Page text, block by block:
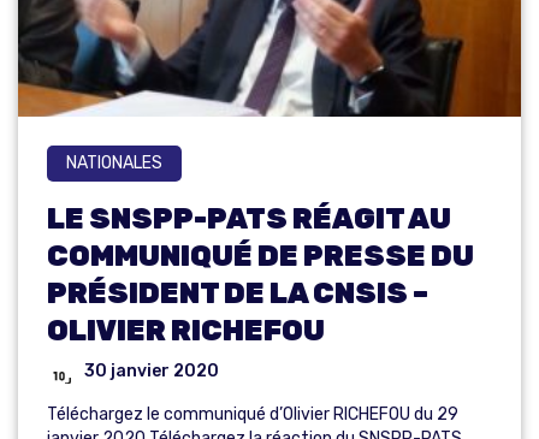
NATIONALES
LE SNSPP-PATS RÉAGIT AU
COMMUNIQUÉ DE PRESSE DU
PRÉSIDENT DE LA CNSIS –
OLIVIER RICHEFOU
30 janvier 2020
Téléchargez le communiqué d’Olivier RICHEFOU du 29